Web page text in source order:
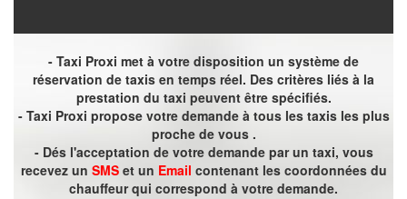
- Taxi Proxi met à votre disposition un système de
réservation de taxis en temps réel. Des critères liés à la
prestation du taxi peuvent être spécifiés.
- Taxi Proxi propose votre demande à tous les taxis les plus
proche de vous .
- Dés l'acceptation de votre demande par un taxi, vous
recevez un SMSet un Email contenant les coordonnées du
chauffeur qui correspond à votre demande.